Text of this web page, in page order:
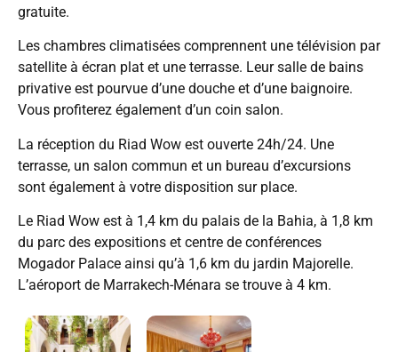
gratuite.
Les chambres climatisées comprennent une télévision par
satellite à écran plat et une terrasse. Leur salle de bains
privative est pourvue d’une douche et d’une baignoire.
Vous profiterez également d’un coin salon.
La réception du Riad Wow est ouverte 24h/24. Une
terrasse, un salon commun et un bureau d’excursions
sont également à votre disposition sur place.
Le Riad Wow est à 1,4 km du palais de la Bahia, à 1,8 km
du parc des expositions et centre de conférences
Mogador Palace ainsi qu’à 1,6 km du jardin Majorelle.
L’aéroport de Marrakech-Ménara se trouve à 4 km.